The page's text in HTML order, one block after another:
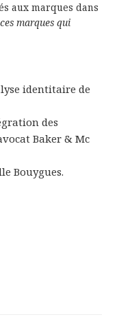
aux marques dans
marques qui
identitaire de
des
Baker & Mc
Bouygues.